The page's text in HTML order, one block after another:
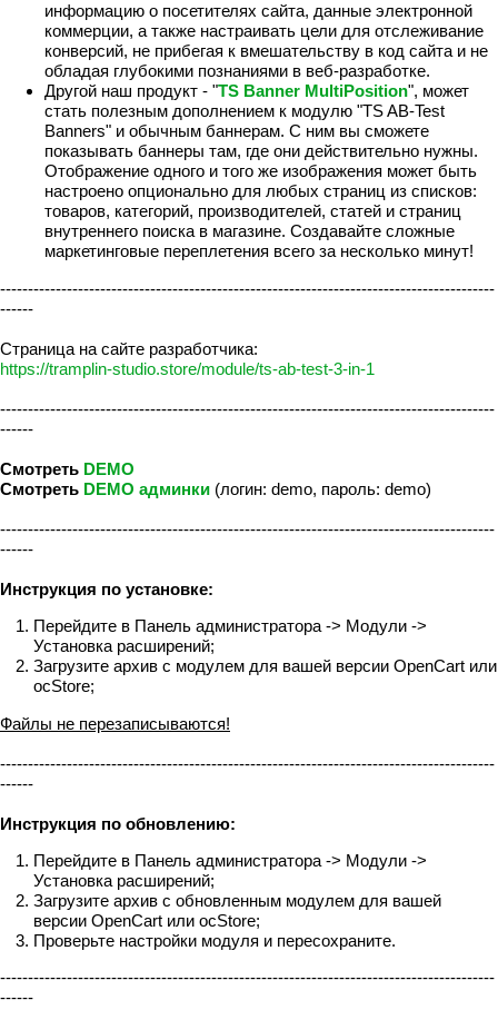
информацию о посетителях сайта, данные электронной
коммерции, а также настраивать цели для отслеживание
конверсий, не прибегая к вмешательству в код сайта и не
обладая глубокими познаниями в веб-разработке.
Другой наш продукт - "TS Banner MultiPosition", может
стать полезным дополнением к модулю "TS AB-Test
Banners" и обычным баннерам. С ним вы сможете
показывать баннеры там, где они действительно нужны.
Отображение одного и того же изображения может быть
настроено опционально для любых страниц из списков:
товаров, категорий, производителей, статей и страниц
внутреннего поиска в магазине. Создавайте сложные
маркетинговые переплетения всего за несколько минут!
-----------------------------------------------------------------------------------------
------
Страница на сайте разработчика:
https://tramplin-studio.store/module/ts-ab-test-3-in-1
-----------------------------------------------------------------------------------------
------
Смотреть DEMO
Смотреть DEMO админки (логин: demo, пароль: demo)
-----------------------------------------------------------------------------------------
------
Инструкция по установке:
Перейдите в Панель администратора -> Модули ->
Установка расширений;
Загрузите архив с модулем для вашей версии OpenCart или
ocStore;
Файлы не перезаписываются!
-----------------------------------------------------------------------------------------
------
Инструкция по обновлению:
Перейдите в Панель администратора -> Модули ->
Установка расширений;
Загрузите архив с обновленным модулем для вашей
версии OpenCart или ocStore;
Проверьте настройки модуля и пересохраните.
-----------------------------------------------------------------------------------------
------